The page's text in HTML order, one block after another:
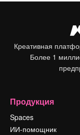
Креативная
Более 1
Продукция
Spaces
ИИ-помощник